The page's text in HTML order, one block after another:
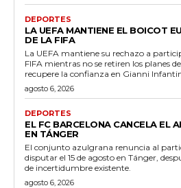
DEPORTES
LA UEFA MANTIENE EL BOICOT
DE LA FIFA
La UEFA mantiene su rechazo a
FIFA mientras no se retiren los planes
recupere la confianza en Gianni
agosto 6, 2026
DEPORTES
EL FC BARCELONA CANCELA EL
EN TÁNGER
El conjunto azulgrana renuncia al
disputar el 15 de agosto en Tánger,
de incertidumbre existente.
agosto 6, 2026